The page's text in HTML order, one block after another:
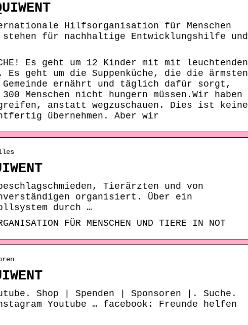
Hilfsorganisation für Menschen
für nachhaltige Entwicklungshilfe und
Es geht um 12 Kinder mit mit leuchtenden
Es geht um die Suppenküche, die die ärmsten
Gemeinde ernährt und täglich dafür sorgt,
Menschen nicht hungern müssen.Wir haben
anstatt wegzuschauen. Dies ist keine
übernehmen. Aber wir
Tierärzten und von
organisiert. Über ein
durch …
FÜR MENSCHEN UND TIERE IN NOT
Shop | Spenden | Sponsoren |. Suche.
Youtube … facebook: Freunde helfen